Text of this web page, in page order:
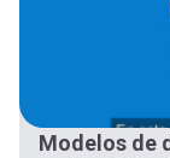
Modelos de